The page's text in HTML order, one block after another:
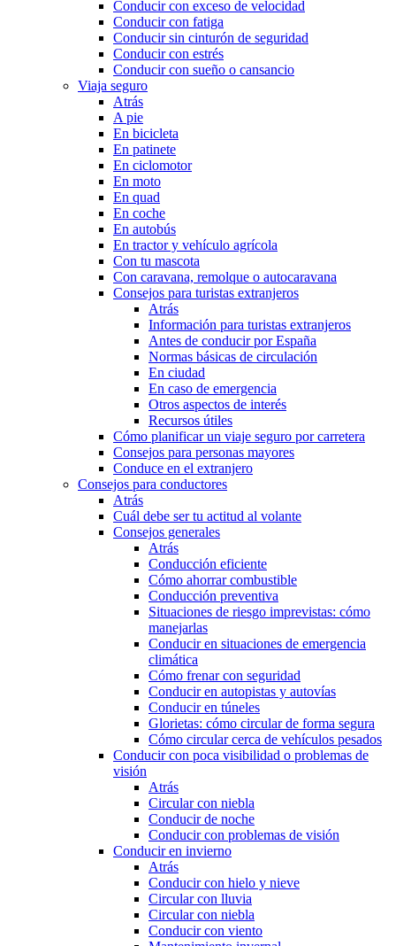
Conducir con exceso de velocidad
Conducir con fatiga
Conducir sin cinturón de seguridad
Conducir con estrés
Conducir con sueño o cansancio
Viaja seguro
Atrás
A pie
En bicicleta
En patinete
En ciclomotor
En moto
En quad
En coche
En autobús
En tractor y vehículo agrícola
Con tu mascota
Con caravana, remolque o autocaravana
Consejos para turistas extranjeros
Atrás
Información para turistas extranjeros
Antes de conducir por España
Normas básicas de circulación
En ciudad
En caso de emergencia
Otros aspectos de interés
Recursos útiles
Cómo planificar un viaje seguro por carretera
Consejos para personas mayores
Conduce en el extranjero
Consejos para conductores
Atrás
Cuál debe ser tu actitud al volante
Consejos generales
Atrás
Conducción eficiente
Cómo ahorrar combustible
Conducción preventiva
Situaciones de riesgo imprevistas: cómo
manejarlas
Conducir en situaciones de emergencia
climática
Cómo frenar con seguridad
Conducir en autopistas y autovías
Conducir en túneles
Glorietas: cómo circular de forma segura
Cómo circular cerca de vehículos pesados
Conducir con poca visibilidad o problemas de
visión
Atrás
Circular con niebla
Conducir de noche
Conducir con problemas de visión
Conducir en invierno
Atrás
Conducir con hielo y nieve
Circular con lluvia
Circular con niebla
Conducir con viento